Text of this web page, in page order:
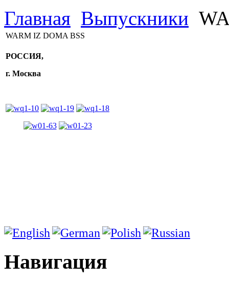
Главная Выпускники
WARM IZ DOMA BSS
РОССИЯ,
г. Москва
Навигация